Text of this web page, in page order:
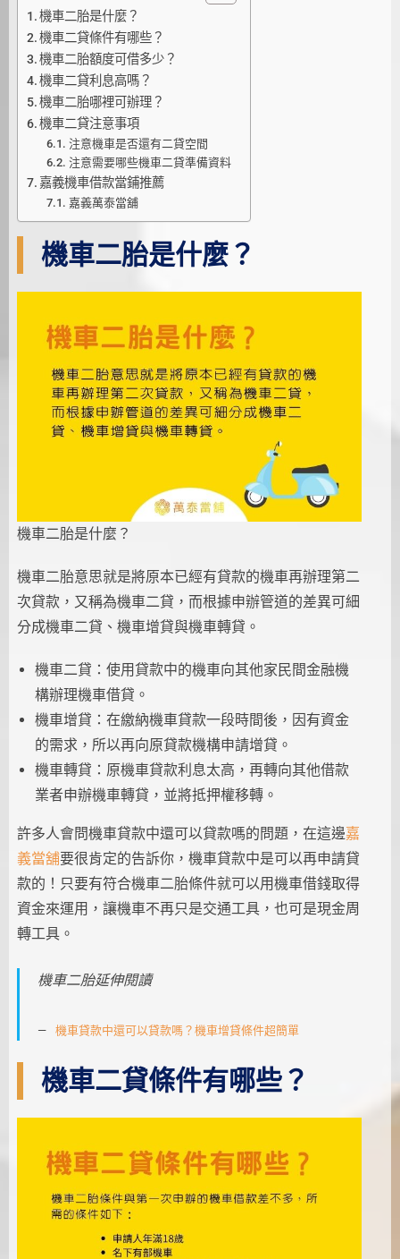
機車二胎是什麼？
機車二貸條件有哪些？
機車二胎額度可借多少？
機車二貸利息高嗎？
機車二胎哪裡可辦理？
機車二貸注意事項
注意機車是否還有二貸空間
注意需要哪些機車二貸準備資料
嘉義機車借款當鋪推薦
嘉義萬泰當舖
機車二胎是什麼？
機車二胎是什麼？
機車二胎意思就是將原本已經有貸款的機車再辦理第二
次貸款，又稱為機車二貸，而根據申辦管道的差異可細
分成機車二貸、機車增貸與機車轉貸。
機車二貸：使用貸款中的機車向其他家民間金融機
構辦理機車借貸。
機車增貸：在繳納機車貸款一段時間後，因有資金
的需求，所以再向原貸款機構申請增貸。
機車轉貸：原機車貸款利息太高，再轉向其他借款
業者申辦機車轉貸，並將抵押權移轉。
許多人會問機車貸款中還可以貸款嗎的問題，在這邊嘉
義當舖要很肯定的告訴你，機車貸款中是可以再申請貸
款的！只要有符合機車二胎條件就可以用機車借錢取得
資金來運用，讓機車不再只是交通工具，也可是現金周
轉工具。
機車二胎延伸閱讀
機車貸款中還可以貸款嗎？機車增貸條件超簡單
機車二貸條件有哪些？